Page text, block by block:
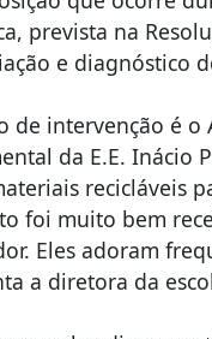
prevista na
e diagnóstico
de intervenção é
da E.E. Inácio
recicláveis
foi muito bem
Eles adoram
a diretora da